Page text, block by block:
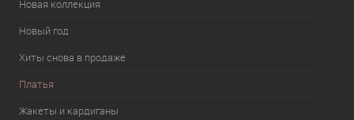
Новая коллекция
Новый год
Хиты снова в продаже
Платья
Жакеты и кардиганы